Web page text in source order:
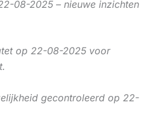
08-2025 – nieuwe inzichten
op 22-08-2025 voor
gecontroleerd op 22-